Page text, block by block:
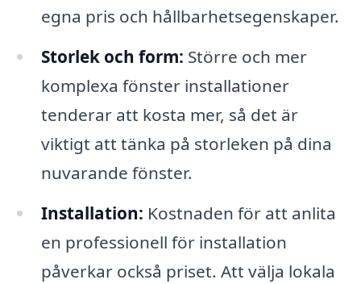
egna pris och hållbarhetsegenskaper.
Storlek och form: Större och mer
komplexa fönster installationer
tenderar att kosta mer, så det är
viktigt att tänka på storleken på dina
nuvarande fönster.
Installation: Kostnaden för att anlita
en professionell för installation
påverkar också priset. Att välja lokala